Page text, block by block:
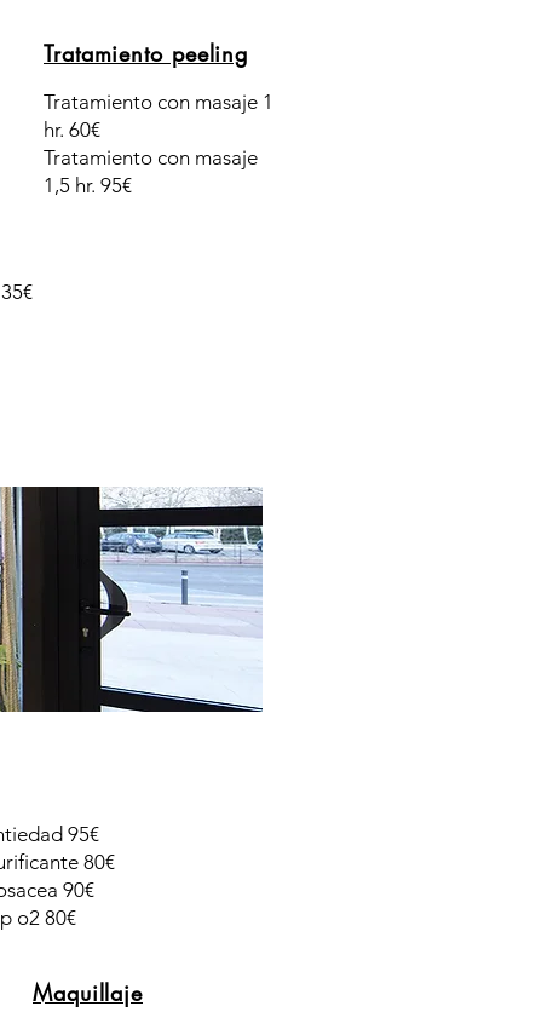
Tratamiento peeling
Tratamiento con masaje 1
hr. 60€
Tratamiento con masaje
1,5 hr. 95€
95€
80€
90€
o2 80€
Maquillaje